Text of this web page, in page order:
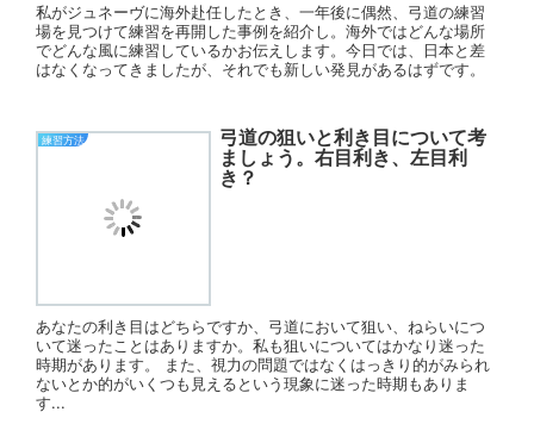
私がジュネーヴに海外赴任したとき、一年後に偶然、弓道の練習
場を見つけて練習を再開した事例を紹介し。海外ではどんな場所
でどんな風に練習しているかお伝えします。今日では、日本と差
はなくなってきましたが、それでも新しい発見があるはずです。
練習方法
弓道の狙いと利き目について考
ましょう。右目利き、左目利
き？
あなたの利き目はどちらですか、弓道において狙い、ねらいにつ
いて迷ったことはありますか。私も狙いについてはかなり迷った
時期があります。 また、視力の問題ではなくはっきり的がみられ
ないとか的がいくつも見えるという現象に迷った時期もありま
す...